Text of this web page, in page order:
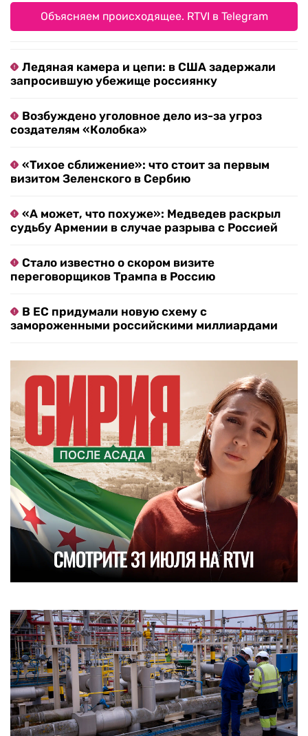
Объясняем происходящее. RTVI в Telegram
Ледяная камера и цепи: в США задержали
запросившую убежище россиянку
Возбуждено уголовное дело из-за угроз
создателям «Колобка»
«Тихое сближение»: что стоит за первым
визитом Зеленского в Сербию
«А может, что похуже»: Медведев раскрыл
судьбу Армении в случае разрыва с Россией
Стало известно о скором визите
переговорщиков Трампа в Россию
В ЕС придумали новую схему с
замороженными российскими миллиардами